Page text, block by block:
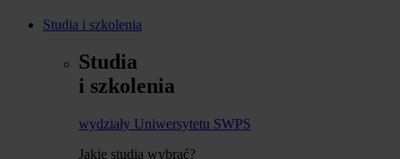
Studia i szkolenia
Studia
i szkolenia
wydziały Uniwersytetu SWPS
Jakie studia wybrać?